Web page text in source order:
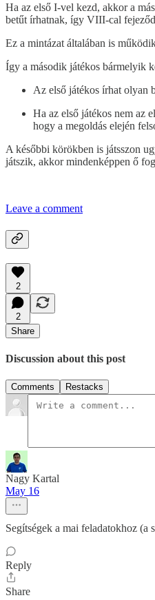
Ha az első I-vel kezd, akkor a
betűt írhatnak, így VIII-cal
Ez a mintázat általában is
Így a második játékos bármelyik
Az első játékos írhat olyan
Ha az első játékos nem az
hogy a megoldás elején
A későbbi körökben is játsszon
játszik, akkor mindenképpen ő
Leave a comment
2
2
Share
Discussion about this post
Comments Restacks
Nagy Kartal
May 16
Segítségek a mai feladatokhoz (a
Reply
Share